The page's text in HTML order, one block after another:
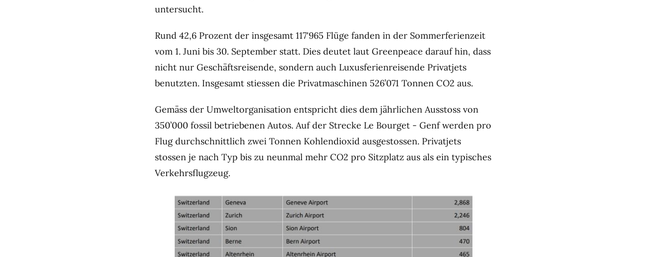
untersucht.
Rund 42,6 Prozent der insgesamt 117'965 Flüge fanden in der Sommerferienzeit
vom 1. Juni bis 30. September statt. Dies deutet laut Greenpeace darauf hin, dass
nicht nur Geschäftsreisende, sondern auch Luxusferienreisende Privatjets
benutzten. Insgesamt stiessen die Privatmaschinen 526’071 Tonnen CO2 aus.
Gemäss der Umweltorganisation entspricht dies dem jährlichen Ausstoss von
350’000 fossil betriebenen Autos. Auf der Strecke Le Bourget - Genf werden pro
Flug durchschnittlich zwei Tonnen Kohlendioxid ausgestossen. Privatjets
stossen je nach Typ bis zu neunmal mehr CO2 pro Sitzplatz aus als ein typisches
Verkehrsflugzeug.